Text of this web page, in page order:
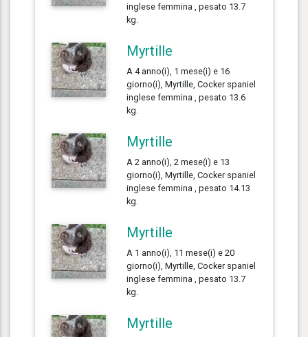
inglese femmina , pesato 13.7
kg.
Myrtille
A 4 anno(i), 1 mese(i) e 16
giorno(i), Myrtille, Cocker spaniel
inglese femmina , pesato 13.6
kg.
Myrtille
A 2 anno(i), 2 mese(i) e 13
giorno(i), Myrtille, Cocker spaniel
inglese femmina , pesato 14.13
kg.
Myrtille
A 1 anno(i), 11 mese(i) e 20
giorno(i), Myrtille, Cocker spaniel
inglese femmina , pesato 13.7
kg.
Myrtille